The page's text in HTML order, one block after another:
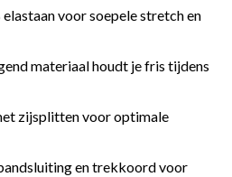
voor soepele stretch en
materiaal houdt je fris tijdens
zijsplitten voor optimale
en trekkoord voor